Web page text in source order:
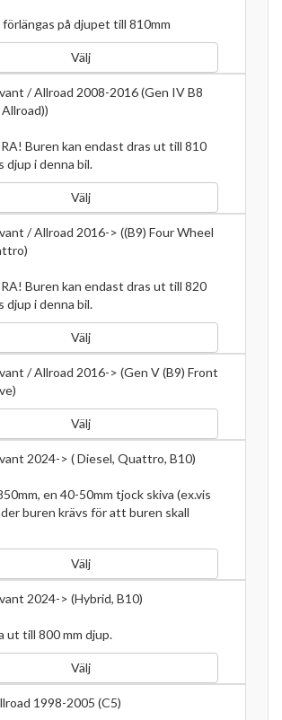
på djupet till 810mm
Välj
/ Allroad 2008-2016 (Gen IV B8
Buren kan endast dras ut till 810
djup i denna bil.
Välj
/ Allroad 2016-> ((B9) Four Wheel
Buren kan endast dras ut till 820
djup i denna bil.
Välj
/ Allroad 2016-> (Gen V (B9) Front
Välj
2024-> ( Diesel, Quattro, B10)
en 40-50mm tjock skiva (ex.vis
buren krävs för att buren skall
Välj
2024-> (Hybrid, B10)
ut till 800 mm djup.
Välj
1998-2005 (C5)